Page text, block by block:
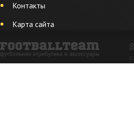
Контакты
Карта сайта